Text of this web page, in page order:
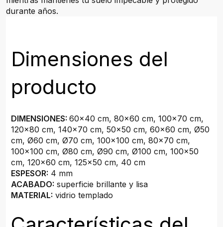
durante años.
Dimensiones del
producto
DIMENSIONES: 60x40 cm, 80x60 cm, 100x70 cm,
120x80 cm, 140x70 cm, 50x50 cm, 60x60 cm, Ø50
cm, Ø60 cm, Ø70 cm, 100x100 cm, 80x70 cm,
100x100 cm, Ø80 cm, Ø90 cm, Ø100 cm, 100x50
cm, 120x60 cm, 125x50 cm, 40 cm
ESPESOR: 4 mm
ACABADO: superficie brillante y lisa
MATERIAL: vidrio templado